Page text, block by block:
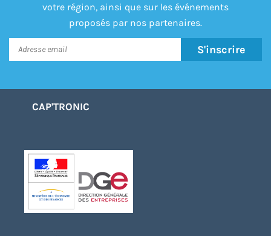
votre région, ainsi que sur les événements
proposés par nos partenaires.
S'inscrire
CAP'TRONIC